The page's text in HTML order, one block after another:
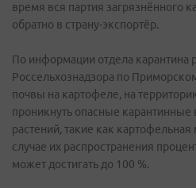
время вся партия загрязнённого
обратно в страну-экспортёр.
По информации отдела карантина
Россельхознадзора по
почвы на картофеле, на
проникнуть опасные карантинные
растений, такие как
случае их распространения
может достигать до 100 %.